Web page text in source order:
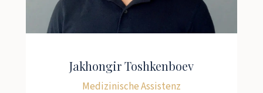
Jakhongir Toshkenboev
Medizinische Assistenz